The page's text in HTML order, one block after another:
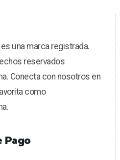
una marca registrada.
reservados
Conecta con nosotros en
como
Pago